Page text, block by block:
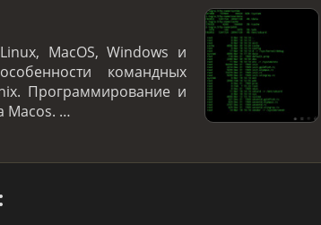
MacOS, Windows и
командных
Программирование и
Macos. …